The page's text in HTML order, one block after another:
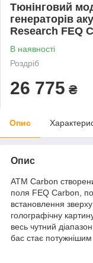
Тюнінговий
генераторів
Research FEQ
В наявності
Роздріб
26 775 ₴
Опис
Опис
ATM Carbon
поля FEQ Carbon,
встановлення
голографічну
весь чутний
бас стає